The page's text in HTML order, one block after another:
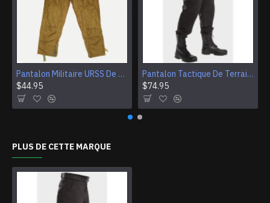
Pantalon Militaire URSS De L’Armée Soviétique Fufaika Chaud D’Hiver
$44.95
Pantalon Tactique De Terrain Noir Overexposure En Satin Peresvet M 435
$74.95
PLUS DE CETTE MARQUE